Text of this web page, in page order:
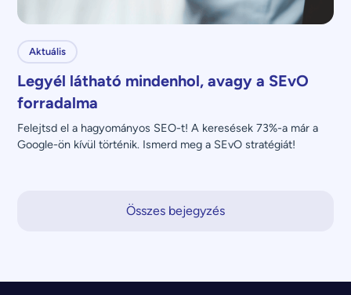
Aktuális
Legyél látható mindenhol, avagy a SEvO
forradalma
Felejtsd el a hagyományos SEO-t! A keresések 73%-a már a
Google-ön kívül történik. Ismerd meg a SEvO stratégiát!
Összes bejegyzés